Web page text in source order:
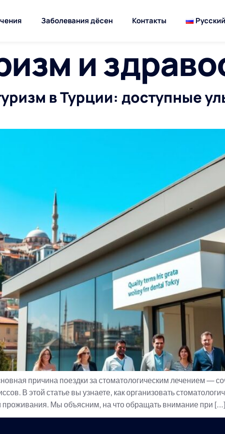
Заболевания дёсен Контакты Русский
и
в Турции: доступные
причина поездки за стоматологическим лечением —
В этой статье вы узнаете, как организовать
проживания. Мы объясним, на что обращать внимание при […]